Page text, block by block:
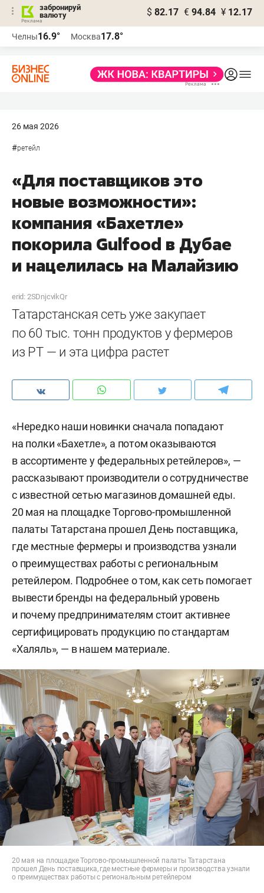
забронируй
валюту
$ 82.17 € 94.84 ¥ 12.17
Челны16.9° Москва17.8°
26 мая 2026
#ретейл
«Для поставщиков это
новые возможности»:
компания «Бахетле»
покорила Gulfood в Дубае
и нацелилась на Малайзию
erid: 2SDnjcvikQr
Татарстанская сеть уже закупает
по 60 тыс. тонн продуктов у фермеров
из РТ — и эта цифра растет
«Нередко наши новинки сначала попадают
на полки «Бахетле», а потом оказываются
в ассортименте у федеральных ретейлеров», —
рассказывают производители о сотрудничестве
с известной сетью магазинов домашней еды.
20 мая на площадке Торгово-промышленной
палаты Татарстана прошел День поставщика,
где местные фермеры и производства узнали
о преимуществах работы с региональным
ретейлером. Подробнее о том, как сеть помогает
вывести бренды на федеральный уровень
и почему предпринимателям стоит активнее
сертифицировать продукцию по стандартам
«Халяль», — в нашем материале.
20 мая на площадке Торгово-промышленной палаты Татарстана
прошел День поставщика, где местные фермеры и производства узнали
о преимуществах работы с региональным ретейлером